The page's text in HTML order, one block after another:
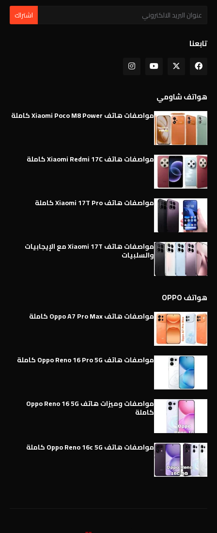
تابعنا
هواتف شاومي
مواصفات هاتف Xiaomi Poco M8 Power كاملة
مواصفات هاتف Xiaomi Redmi 17C كاملة
مواصفات هاتف Xiaomi 17T Pro كاملة
مواصفات هاتف Xiaomi 17T مع الإيجابيات
والسلبيات
هواتف OPPO
مواصفات هاتف Oppo A7 Pro Max كاملة
مواصفات هاتف Oppo Reno 16 Pro 5G كاملة
مواصفات وميزات هاتف Oppo Reno 16 5G
كاملة
مواصفات هاتف Oppo Reno 16c 5G كاملة